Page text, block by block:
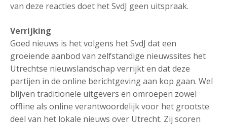
van deze reacties doet het SvdJ geen uitspraak.
Verrijking
Goed nieuws is het volgens het SvdJ dat een
groeiende aanbod van zelfstandige nieuwssites het
Utrechtse nieuwslandschap verrijkt en dat deze
partijen in de online berichtgeving aan kop gaan. Wel
blijven traditionele uitgevers en omroepen zowel
offline als online verantwoordelijk voor het grootste
deel van het lokale nieuws over Utrecht. Zij scoren